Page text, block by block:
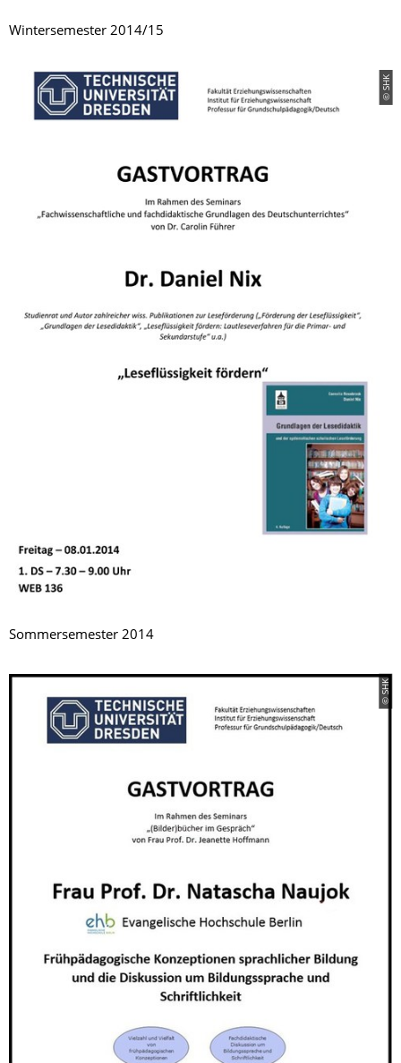
Wintersemester 2014/15
© SHK
Sommersemester 2014
© SHK